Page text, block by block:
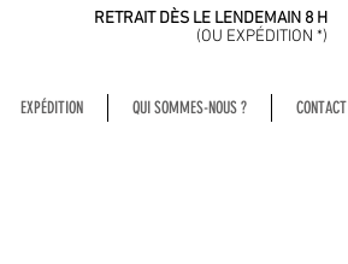
RETRAIT DÈS LE LENDEMAIN 8 H
(OU EXPÉDITION *)
EXPÉDITION QUI SOMMES-NOUS ? CONTACT